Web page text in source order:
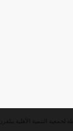
التنمية الأهلية ببلقرن 2026 ©